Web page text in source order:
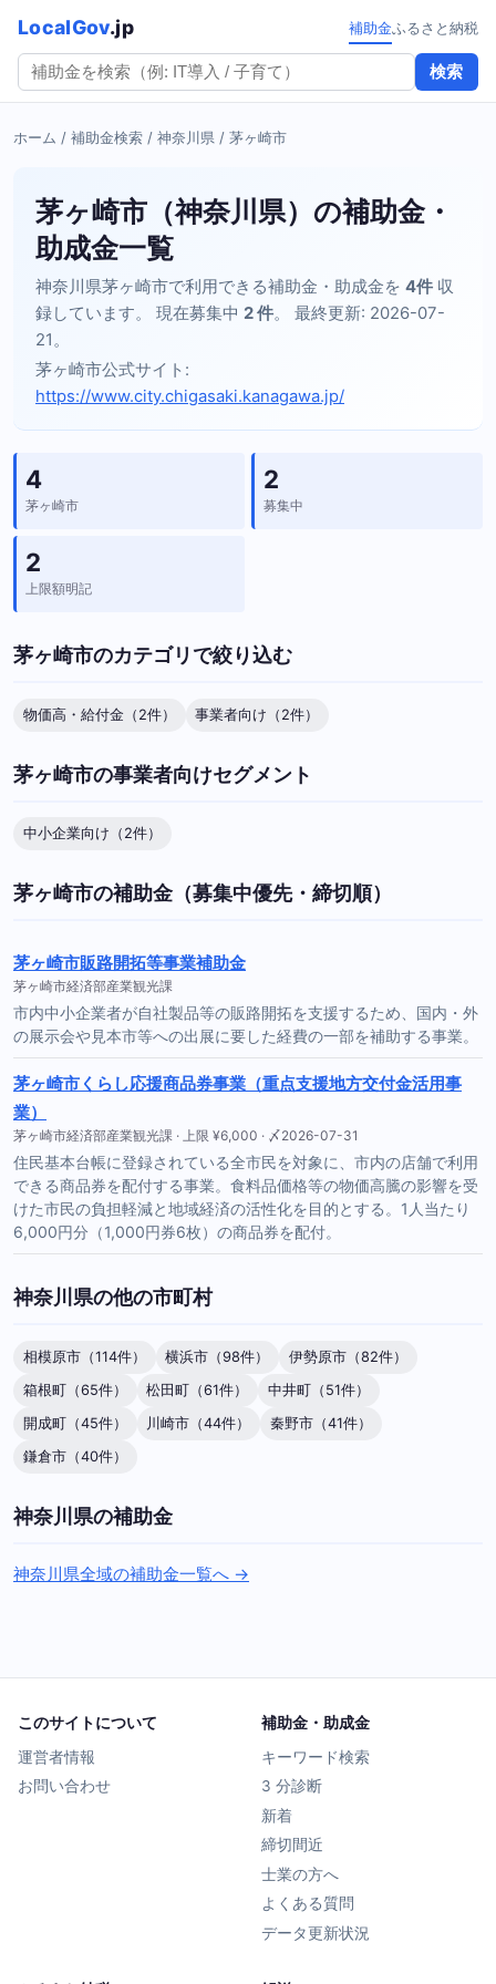
LocalGov.jp
検索
補助金ふるさと納税
ホーム / 補助金検索 / 神奈川県 / 茅ヶ崎市
茅ヶ崎市（神奈川県）の補助金・
助成金一覧
神奈川県茅ヶ崎市で利用できる補助金・助成金を 4件 収
録しています。 現在募集中 2 件。 最終更新: 2026-07-
21。
茅ヶ崎市公式サイト:
https://www.city.chigasaki.kanagawa.jp/
4
茅ヶ崎市
2
募集中
2
上限額明記
茅ヶ崎市のカテゴリで絞り込む
物価高・給付金（2件） 事業者向け（2件）
茅ヶ崎市の事業者向けセグメント
中小企業向け（2件）
茅ヶ崎市の補助金（募集中優先・締切順）
茅ヶ崎市販路開拓等事業補助金
茅ヶ崎市経済部産業観光課
市内中小企業者が自社製品等の販路開拓を支援するため、国内・外
の展示会や見本市等への出展に要した経費の一部を補助する事業。
茅ヶ崎市くらし応援商品券事業（重点支援地方交付金活用事
業）
茅ヶ崎市経済部産業観光課 · 上限 ¥6,000 · 〆2026-07-31
住民基本台帳に登録されている全市民を対象に、市内の店舗で利用
できる商品券を配付する事業。食料品価格等の物価高騰の影響を受
けた市民の負担軽減と地域経済の活性化を目的とする。1人当たり
6,000円分（1,000円券6枚）の商品券を配付。
神奈川県の他の市町村
相模原市（114件） 横浜市（98件）
伊勢原市（82件）
箱根町（65件）
松田町（61件）
中井町（51件）
開成町（45件）
川崎市（44件）
秦野市（41件）
鎌倉市（40件）
神奈川県の補助金
神奈川県全域の補助金一覧へ →
このサイトについて
運営者情報
お問い合わせ
補助金・助成金
キーワード検索
3 分診断
新着
締切間近
士業の方へ
よくある質問
データ更新状況